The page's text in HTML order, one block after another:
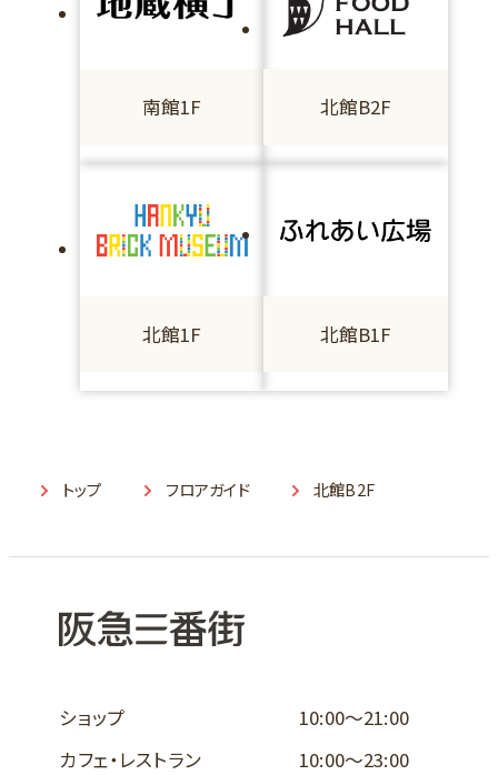
南館1F 北館B2F
北館1F 北館B1F
トップ フロアガイド 北館B2F
ショップ
10:00～21:00
カフェ・レストラン
10:00～23:00